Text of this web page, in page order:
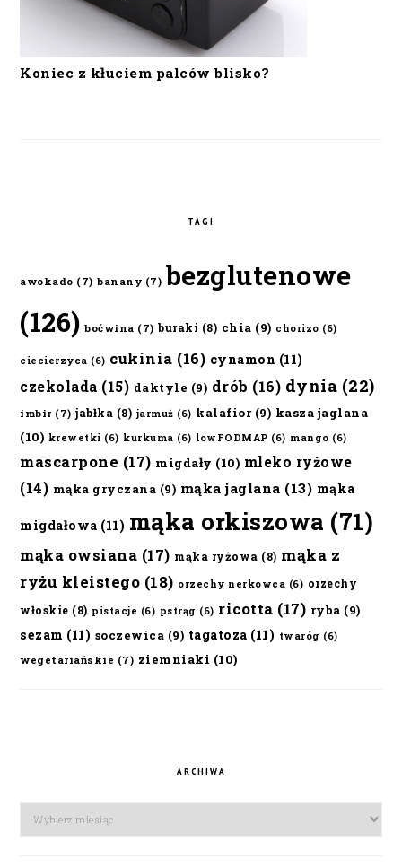
Koniec z kłuciem palców blisko?
TAGI
awokado (7) banany (7) bezglutenowe
(126) boćwina (7) buraki (8) chia (9) chorizo (6)
ciecierzyca (6) cukinia (16) cynamon (11)
czekolada (15) daktyle (9) drób (16) dynia (22)
imbir (7) jabłka (8) jarmuż (6) kalafior(9) kasza jaglana
(10) krewetki (6) kurkuma (6) lowFODMAP (6) mango (6)
mascarpone (17) migdały (10) mleko ryżowe
(14) mąka gryczana (9) mąka jaglana (13) mąka
migdałowa (11) mąka orkiszowa (71)
mąka owsiana (17) mąka ryżowa (8) mąka z
ryżu kleistego (18) orzechy nerkowca (6) orzechy
włoskie (8) pistacje (6) pstrąg (6) ricotta (17) ryba (9)
sezam (11) soczewica (9) tagatoza (11) twaróg (6)
wegetariańskie (7) ziemniaki (10)
ARCHIWA
Archiwa